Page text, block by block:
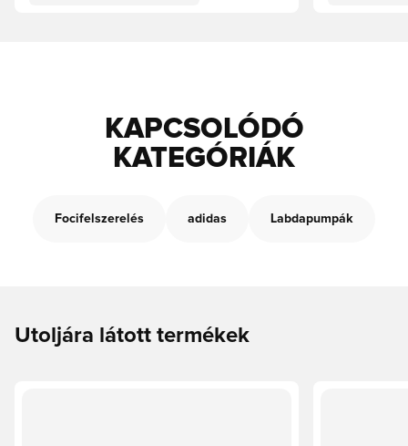
KAPCSOLÓDÓ
KATEGÓRIÁK
Focifelszerelés adidas Labdapumpák
Utoljára látott termékek